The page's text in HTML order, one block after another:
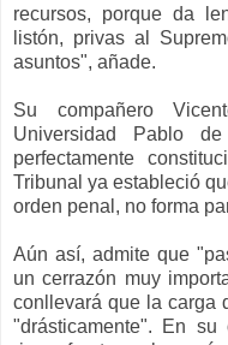
recursos, porque da
listón, privas al
asuntos", añade.
Su compañero
Universidad Pablo
perfectamente
Tribunal ya estableció
orden penal, no forma
Aún así, admite que
un cerrazón muy
conllevará que la carga
"drásticamente". En